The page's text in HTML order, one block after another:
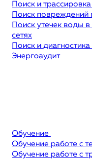
Поиск и
Поиск
Поиск утечек воды
сетях
Поиск и
Энергоаудит
Обучение
Обучение работе с
Обучение работе с